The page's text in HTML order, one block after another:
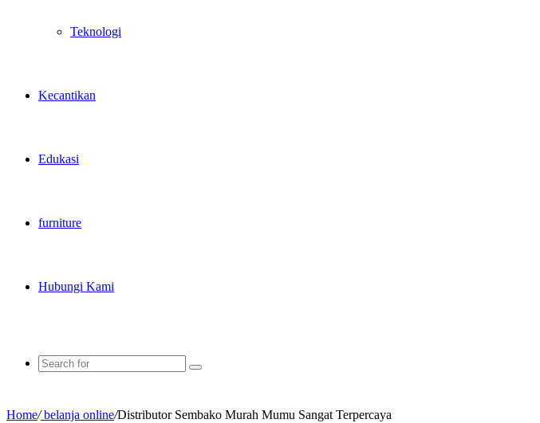
Teknologi
Kecantikan
Edukasi
furniture
Hubungi Kami
Home/belanja online/Distributor Sembako Murah Mumu Sangat Terpercaya